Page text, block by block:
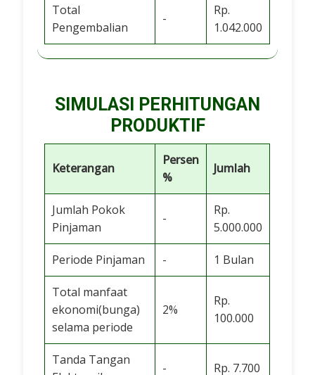
Total
Pengembalian
-
Rp.
1.042.000
SIMULASI PERHITUNGAN
PRODUKTIF
Keterangan
Persen
%
Jumlah
Jumlah Pokok
Pinjaman
-
Rp.
5.000.000
Periode Pinjaman - 1 Bulan
Total manfaat
ekonomi(bunga)
selama periode
2%
Rp.
100.000
Tanda Tangan
- Rp. 7.700